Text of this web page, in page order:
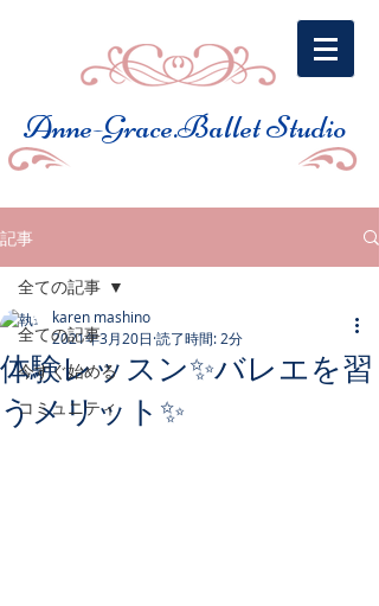
​Anne-Grace.Ballet Studio
記事
全ての記事
今すぐ始める
コミュニティ
全ての記事
体験レッスン✨バレエを習
うメリット✨
karen mashino
2021年3月20日 読了時間: 2分